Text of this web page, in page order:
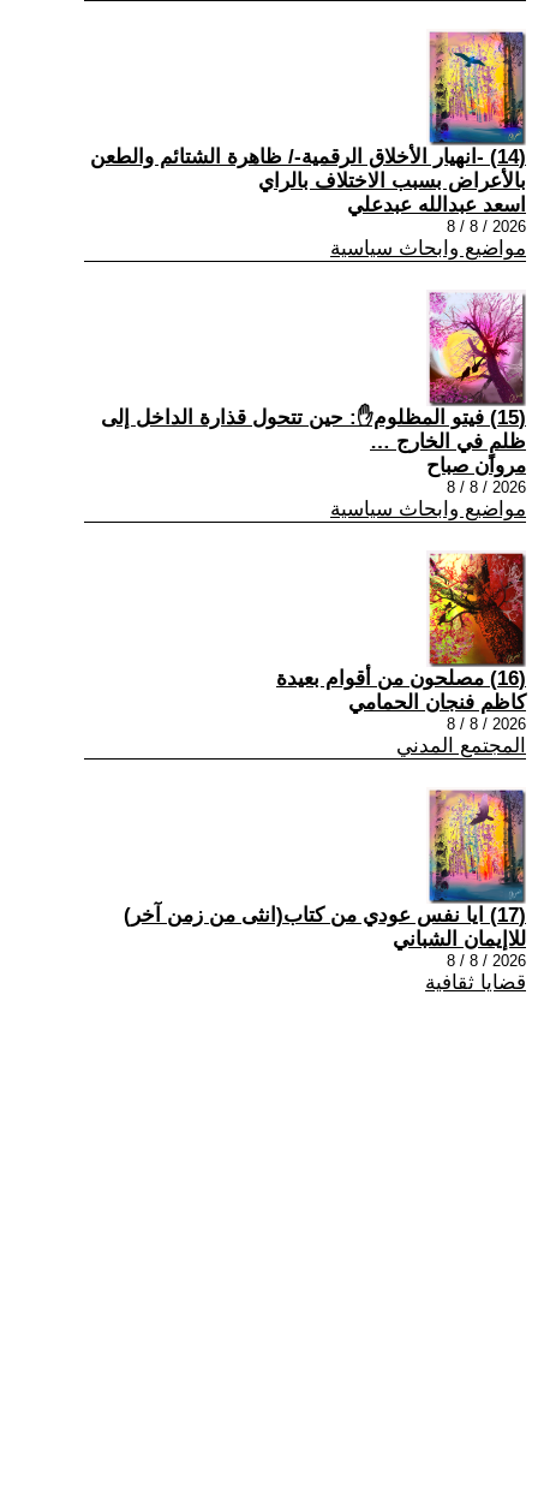
(14) -انهيار الأخلاق الرقمية-/ ظاهرة الشتائم والطعن
بالأعراض بسبب الاختلاف بالراي
اسعد عبدالله عبدعلي
2026 / 8 / 8
مواضيع وابحاث سياسية
(15) فيتو المظلوم✋: حين تتحول قذارة الداخل إلى
ظلمٍ في الخارج …
مروان صباح
2026 / 8 / 8
مواضيع وابحاث سياسية
(16) مصلحون من أقوام بعيدة
كاظم فنجان الحمامي
2026 / 8 / 8
المجتمع المدني
(17) ايا نفس عودي من كتاب(انثى من زمن آخر)
للاإيمان الشباني
2026 / 8 / 8
قضايا ثقافية